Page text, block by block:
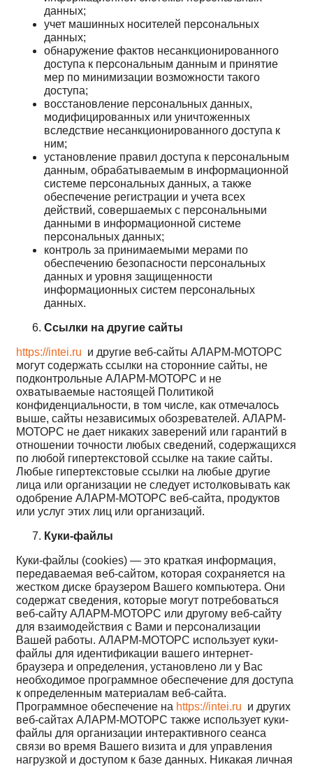
данных;
учет машинных носителей персональных
данных;
обнаружение фактов несанкционированного
доступа к персональным данным и принятие
мер по минимизации возможности такого
доступа;
восстановление персональных данных,
модифицированных или уничтоженных
вследствие несанкционированного доступа к
ним;
установление правил доступа к персональным
данным, обрабатываемым в информационной
системе персональных данных, а также
обеспечение регистрации и учета всех
действий, совершаемых с персональными
данными в информационной системе
персональных данных;
контроль за принимаемыми мерами по
обеспечению безопасности персональных
данных и уровня защищенности
информационных систем персональных
данных.
Ссылки на другие сайты
https://intei.ru и другие веб-сайты АЛАРМ-МОТОРС
могут содержать ссылки на сторонние сайты, не
подконтрольные АЛАРМ-МОТОРС и не
охватываемые настоящей Политикой
конфиденциальности, в том числе, как отмечалось
выше, сайты независимых обозревателей. АЛАРМ-
МОТОРС не дает никаких заверений или гарантий в
отношении точности любых сведений, содержащихся
по любой гипертекстовой ссылке на такие сайты.
Любые гипертекстовые ссылки на любые другие
лица или организации не следует истолковывать как
одобрение АЛАРМ-МОТОРС веб-сайта, продуктов
или услуг этих лиц или организаций.
Куки-файлы
Куки-файлы (cookies) — это краткая информация,
передаваемая веб-сайтом, которая сохраняется на
жестком диске браузером Вашего компьютера. Они
содержат сведения, которые могут потребоваться
веб-сайту АЛАРМ-МОТОРС или другому веб-сайту
для взаимодействия с Вами и персонализации
Вашей работы. АЛАРМ-МОТОРС использует куки-
файлы для идентификации вашего интернет-
браузера и определения, установлено ли у Вас
необходимое программное обеспечение для доступа
к определенным материалам веб-сайта.
Программное обеспечение на https://intei.ru и других
веб-сайтах АЛАРМ-МОТОРС также использует куки-
файлы для организации интерактивного сеанса
связи во время Вашего визита и для управления
нагрузкой и доступом к базе данных. Никакая личная